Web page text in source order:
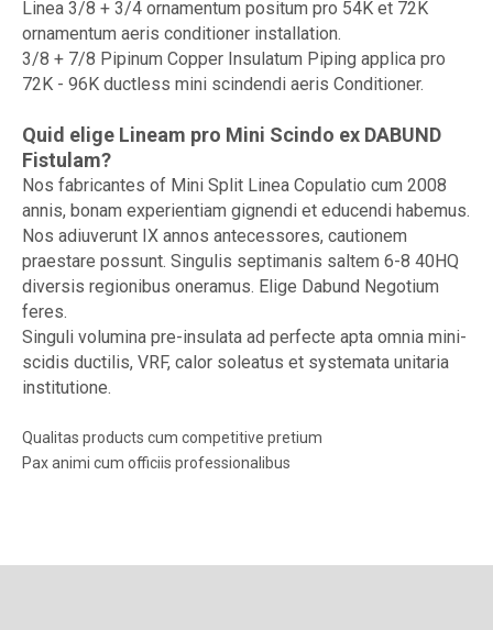
Linea 3/8 + 3/4 ornamentum positum pro 54K et 72K
ornamentum aeris conditioner installation.
3/8 + 7/8 Pipinum Copper Insulatum Piping applica pro
72K - 96K ductless mini scindendi aeris Conditioner.
Quid elige Lineam pro Mini Scindo ex DABUND
Fistulam?
Nos fabricantes of Mini Split Linea Copulatio cum 2008
annis, bonam experientiam gignendi et educendi habemus.
Nos adiuverunt IX annos antecessores, cautionem
praestare possunt. Singulis septimanis saltem 6-8 40HQ
diversis regionibus oneramus. Elige Dabund Negotium
feres.
Singuli volumina pre-insulata ad perfecte apta omnia mini-
scidis ductilis, VRF, calor soleatus et systemata unitaria
institutione.
Qualitas products cum competitive pretium
Pax animi cum officiis professionalibus